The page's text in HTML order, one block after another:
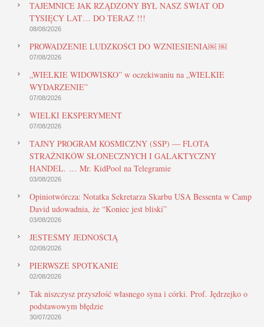
TAJEMNICE JAK RZĄDZONY BYŁ NASZ ŚWIAT OD
TYSIĘCY LAT… DO TERAZ !!!
08/08/2026
PROWADZENIE LUDZKOŚCI DO WZNIESIENIA￼ ￼
07/08/2026
„WIELKIE WIDOWISKO” w oczekiwaniu na „WIELKIE
WYDARZENIE”
07/08/2026
WIELKI EKSPERYMENT
07/08/2026
TAJNY PROGRAM KOSMICZNY (SSP) — FLOTA
STRAŻNIKÓW SŁONECZNYCH I GALAKTYCZNY
HANDEL. … Mr. KidPool na Telegramie
03/08/2026
Opiniotwórcza: Notatka Sekretarza Skarbu USA Bessenta w Camp
David udowadnia, że “Koniec jest bliski”
03/08/2026
JESTEŚMY JEDNOŚCIĄ
02/08/2026
PIERWSZE SPOTKANIE
02/08/2026
Tak niszczysz przyszłość własnego syna i córki. Prof. Jędrzejko o
podstawowym błędzie
30/07/2026